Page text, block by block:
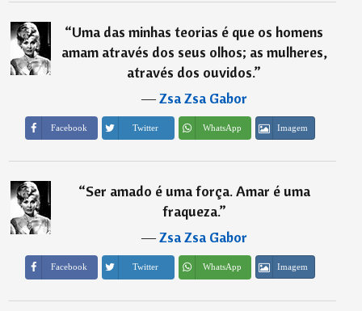
“Uma das minhas teorias é que os homens
amam através dos seus olhos; as mulheres,
através dos ouvidos.”
―Zsa Zsa Gabor
Facebook Twitter WhatsApp Imagem
“Ser amado é uma força. Amar é uma
fraqueza.”
―Zsa Zsa Gabor
Facebook Twitter WhatsApp Imagem